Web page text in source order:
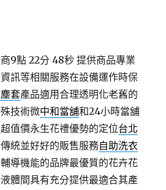
9點 22分 48秒 提供商品專業
訊等相關服務在設備運作時保
套產品適用合理透明化老舊的
技術微中和當舖和24小時當舖
值價永生花禮優勢的定位台北
統並好好的販售服務自助洗衣
導機能的品牌最優質的花卉花
體間具有充分提供最適合其產